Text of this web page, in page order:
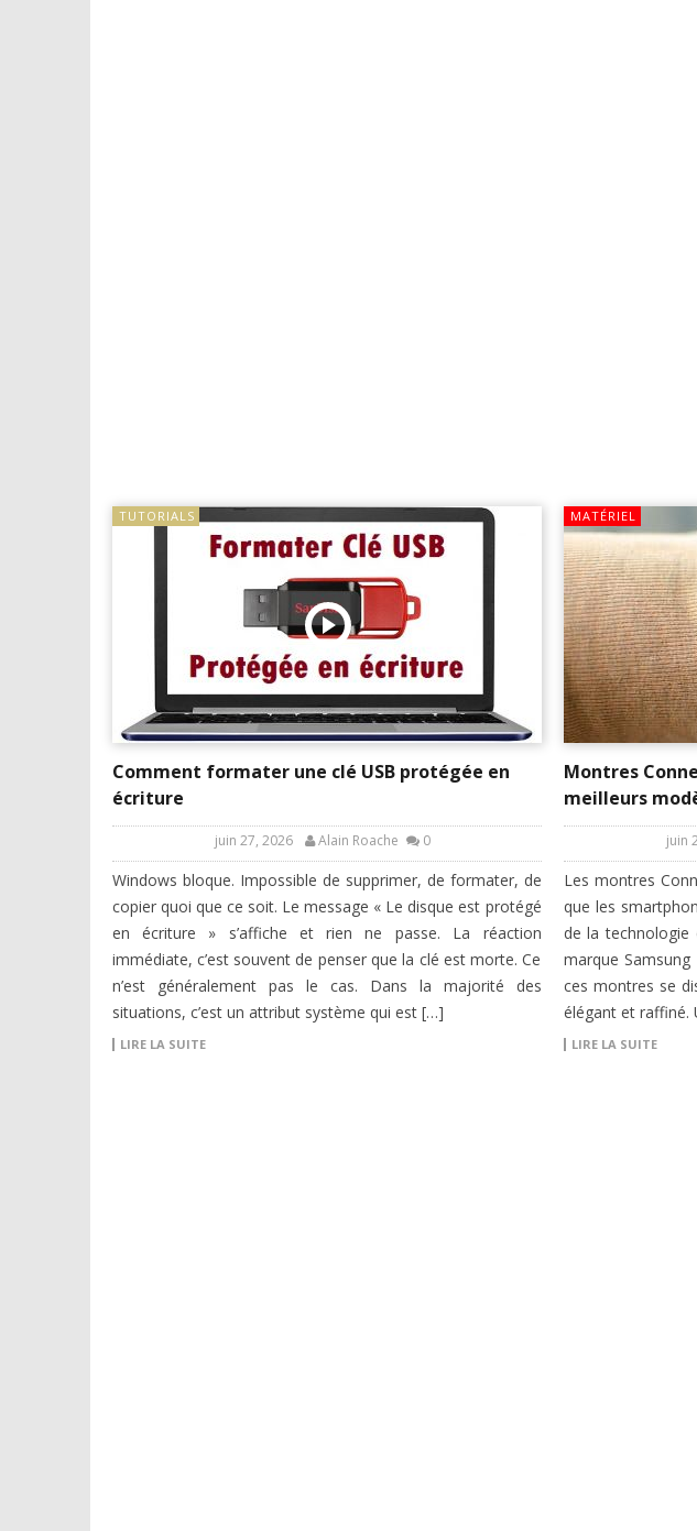
TUTORIALS
Comment formater une clé USB protégée en
écriture
juin 27, 2026 Alain Roache 0
Windows bloque. Impossible de supprimer, de formater, de
copier quoi que ce soit. Le message « Le disque est protégé
en écriture » s’affiche et rien ne passe. La réaction
immédiate, c’est souvent de penser que la clé est morte. Ce
n’est généralement pas le cas. Dans la majorité des
situations, c’est un attribut système qui est […]
LIRE LA SUITE
MATÉRIEL
Montres
meilleurs
juin
Les montres
que les
de la
marque
ces montres se
élégant et raffiné.
LIRE LA SUITE